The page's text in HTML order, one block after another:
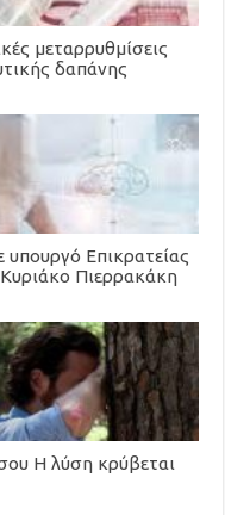
μεταρρυθμίσεις
δαπάνης
Επικρατείας
Πιερρακάκη
Η λύση κρύβεται